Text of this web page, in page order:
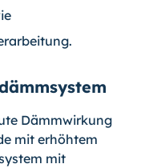
Dämmwirkung
mit erhöhtem
mit